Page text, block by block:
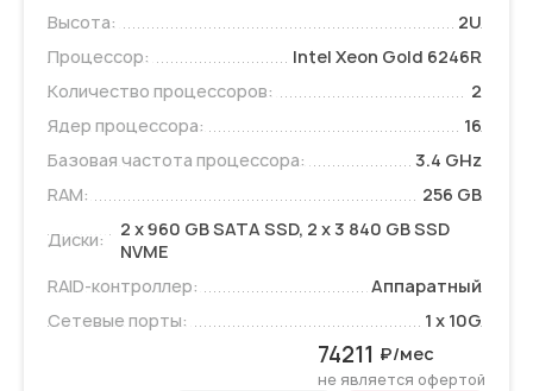
Высота:
2U
Процессор:
Intel Xeon Gold 6246R
Количество процессоров:
2
Ядер процессора:
16
Базовая частота процессора:
3.4 GHz
RAM:
256 GB
Диски:
2 x 960 GB SATA SSD, 2 x 3 840 GB SSD
NVME
RAID-контроллер:
Аппаратный
Сетевые порты:
1 x 10G
74211 ₽/мес
не является офертой